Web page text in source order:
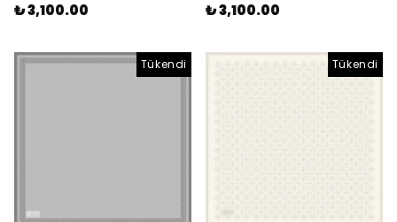
₺ 3,100.00 ₺ 3,100.00
Tükendi Tükendi